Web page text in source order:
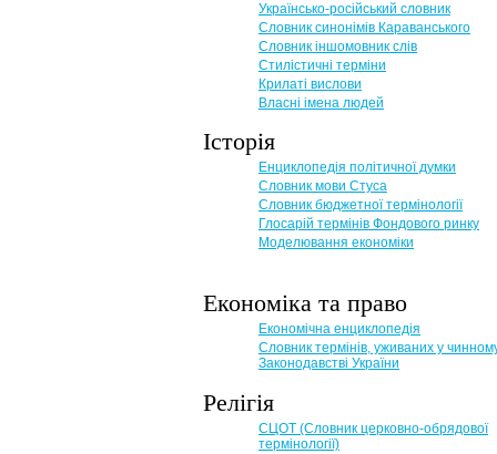
Українсько-російський словник
Словник синонімів Караванського
Словник іншомовник слів
Стилістичні терміни
Крилаті вислови
Власні імена людей
Історія
Енциклопедія політичної думки
Словник мови Стуса
Словник бюджетної термінології
Глосарій термінів Фондового ринку
Моделювання економіки
Економіка та право
Eкономічна енциклопедія
Словник термінів, уживаних у
Законодавстві України
Релігія
СЦОТ (Словник церковно-обрядової
термінології)